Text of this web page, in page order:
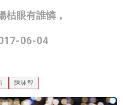
枯眼有誰憐，
06-04
陳詠智